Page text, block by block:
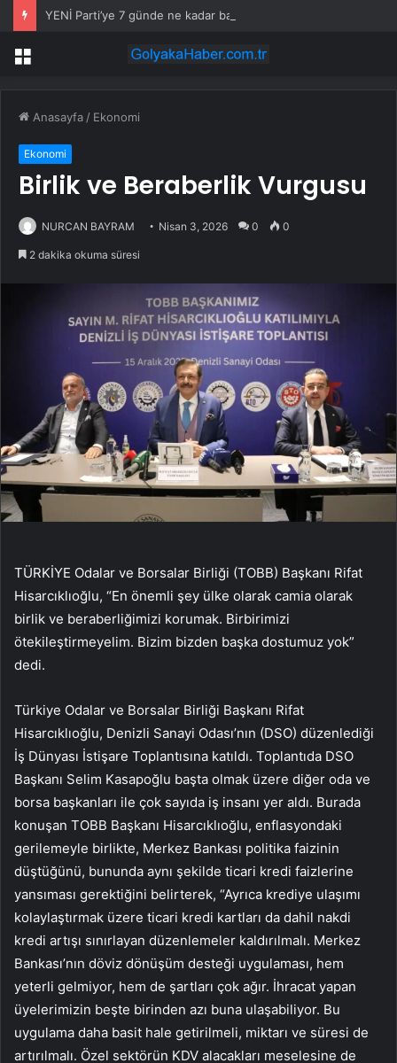
Menü
Anasayfa / Ekonomi
Ekonomi
Birlik ve Beraberlik Vurgusu
NURCAN BAYRAM Nisan 3, 2026 0 0
2 dakika okuma süresi
TÜRKİYE Odalar ve Borsalar Birliği (TOBB) Başkanı Rifat
Hisarcıklıoğlu, “En önemli şey ülke olarak camia olarak
birlik ve beraberliğimizi korumak. Birbirimizi
ötekileştirmeyelim. Bizim bizden başka dostumuz yok”
dedi.
Türkiye Odalar ve Borsalar Birliği Başkanı Rifat
Hisarcıklıoğlu, Denizli Sanayi Odası’nın (DSO) düzenlediği
İş Dünyası İstişare Toplantısına katıldı. Toplantıda DSO
Başkanı Selim Kasapoğlu başta olmak üzere diğer oda ve
borsa başkanları ile çok sayıda iş insanı yer aldı. Burada
konuşan TOBB Başkanı Hisarcıklıoğlu, enflasyondaki
gerilemeyle birlikte, Merkez Bankası politika faizinin
düştüğünü, bununda aynı şekilde ticari kredi faizlerine
yansıması gerektiğini belirterek, “Ayrıca krediye ulaşımı
kolaylaştırmak üzere ticari kredi kartları da dahil nakdi
kredi artışı sınırlayan düzenlemeler kaldırılmalı. Merkez
Bankası’nın döviz dönüşüm desteği uygulaması, hem
yeterli gelmiyor, hem de şartları çok ağır. İhracat yapan
üyelerimizin beşte birinden azı buna ulaşabiliyor. Bu
uygulama daha basit hale getirilmeli, miktarı ve süresi de
artırılmalı. Özel sektörün KDV alacakları meselesine de